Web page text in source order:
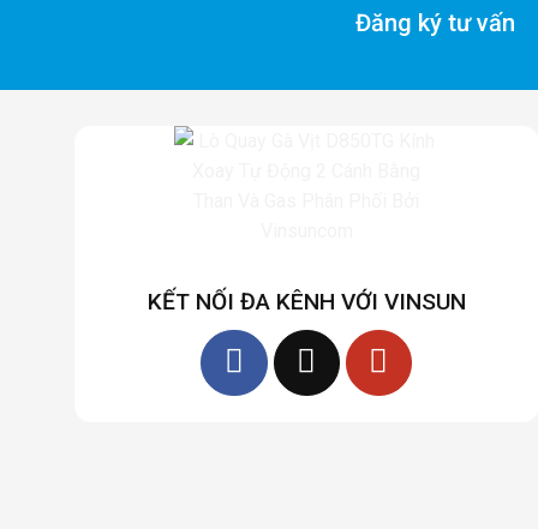
Đăng ký tư vấn
KẾT NỐI ĐA KÊNH VỚI VINSUN